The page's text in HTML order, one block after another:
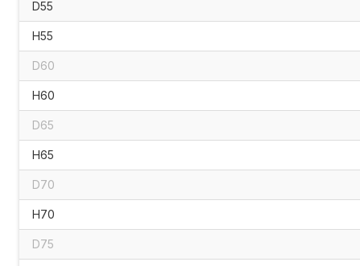
D55
H55
D60
H60
D65
H65
D70
H70
D75